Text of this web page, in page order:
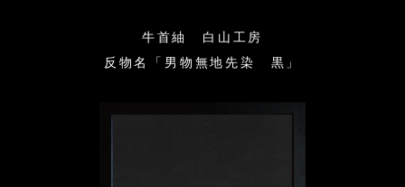
牛首紬 白山工房
反物名「男物無地先染 黒」